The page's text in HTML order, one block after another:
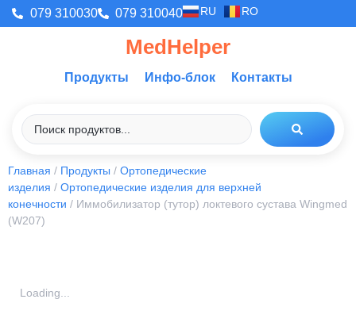
079 310030 079 310040 RU RO
MedHelper
Продукты Инфо-блок Контакты
Главная / Продукты / Ортопедические
изделия / Ортопедические изделия для верхней
конечности / Иммобилизатор (тутор) локтевого сустава Wingmed
(W207)
Loading...